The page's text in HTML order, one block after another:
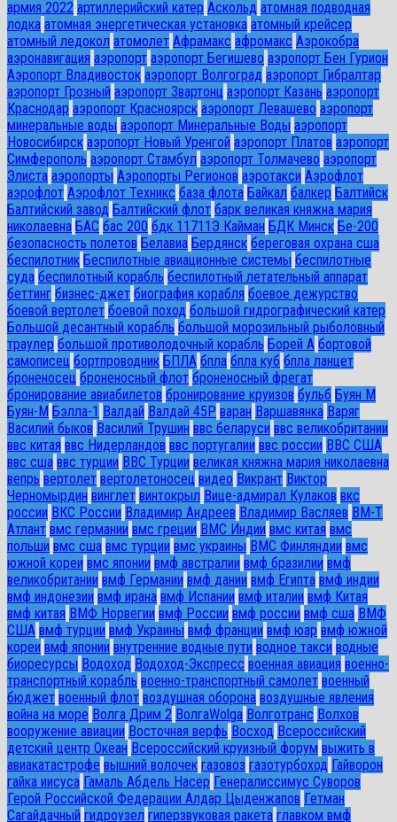
армия 2022 артиллерийский катер Аскольд атомная подводная
лодка атомная энергетическая установка атомный крейсер
атомный ледокол атомолет Афрамакс афромакс Аэрокобра
аэронавигация аэропорт аэропорт Бегишево аэропорт Бен Гурион
Аэропорт Владивосток аэропорт Волгоград аэропорт Гибралтар
аэропорт Грозный аэропорт Звартонц аэропорт Казань аэропорт
Краснодар аэропорт Красноярск аэропорт Левашево аэропорт
минеральные воды аэропорт Минеральные Воды аэропорт
Новосибирск аэропорт Новый Уренгой аэропорт Платов аэропорт
Симферополь аэропорт Стамбул аэропорт Толмачево аэропорт
Элиста аэропорты Аэропорты Регионов аэротакси Аэрофлот
аэрофлот Аэрофлот Техникс база флота Байкал балкер Балтийск
Балтийский завод Балтийский флот барк великая княжна мария
николаевна БАС бас 200 бдк 11711Э Кайман БДК Минск Бе-200
безопасность полетов Белавиа Бердянск береговая охрана сша
беспилотник Беспилотные авиационные системы беспилотные
суда беспилотный корабль беспилотный летательный аппарат
беттинг бизнес-джет биография корабля боевое дежурство
боевой вертолет боевой поход большой гидрографический катер
Большой десантный корабль большой морозильный рыболовный
траулер большой противолодочный корабль Борей А бортовой
самописец бортпроводник БПЛА бпла бпла куб бпла ланцет
броненосец броненосный флот броненосный фрегат
бронирование авиабилетов бронирование круизов бульб Буян М
Буян-М Бэлла-1 Валдай Валдай 45Р варан Варшавянка Варяг
Василий быков Василий Трушин ввс беларуси ввс великобритании
ввс китая ввс Нидерландов ввс португалии ввс россии ВВС США
ввс сша ввс турции ВВС Турции великая княжна мария николаевна
вепрь вертолет вертолетоносец видео Викрант Виктор
Черномырдин винглет винтокрыл Вице-адмирал Кулаков вкс
россии ВКС России Владимир Андреев Владимир Васляев ВМ-Т
Атлант вмс германии вмс греции ВМС Индии вмс китая вмс
польши вмс сша вмс турции вмс украины ВМС Финляндии вмс
южной кореи вмс японии вмф австралии вмф бразилии вмф
великобритании вмф Германии вмф дании вмф Египта вмф индии
вмф индонезии вмф ирана вмф Испании вмф италии вмф Китая
вмф китая ВМФ Норвегии вмф России вмф россии вмф сша ВМФ
США вмф турции вмф Украины вмф франции вмф юар вмф южной
кореи вмф японии внутренние водные пути водное такси водные
биоресурсы Водоход Водоход-Экспресс военная авиация военно-
транспортный корабль военно-транспортный самолет военный
бюджет военный флот воздушная оборона воздушные явления
война на море Волга Дрим 2 ВолгаWolga Волготранс Волхов
вооружение авиации Восточная верфь Восход Всероссийский
детский центр Океан Всероссийский круизный форум выжить в
авиакатастрофе вышний волочек газовоз газотурбоход Гайворон
гайка иисуса Гамаль Абдель Насер Генералиссимус Суворов
Герой Российской Федерации Алдар Цыденжапов Гетман
Сагайдачный гидроузел гиперзвуковая ракета главком вмф